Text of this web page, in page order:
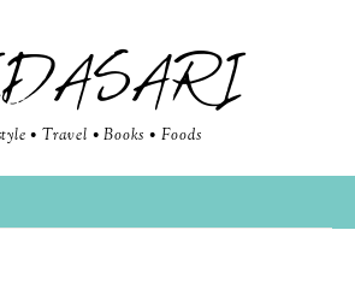
• Travel • Books • Foods